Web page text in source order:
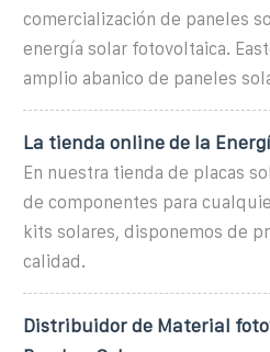
comercialización de paneles
energía solar fotovoltaica.
amplio abanico de paneles
La tienda online de la
En nuestra tienda de placas
de componentes para
kits solares, disponemos de
calidad.
Distribuidor de Material